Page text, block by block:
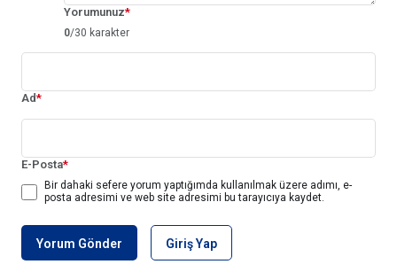
Yorumunuz*
0/30 karakter
Ad*
E-Posta*
Bir dahaki sefere yorum yaptığımda kullanılmak üzere adımı, e-
posta adresimi ve web site adresimi bu tarayıcıya kaydet.
Yorum Gönder Giriş Yap